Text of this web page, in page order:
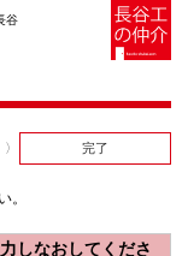
谷
完了
。
しなおしてくださ